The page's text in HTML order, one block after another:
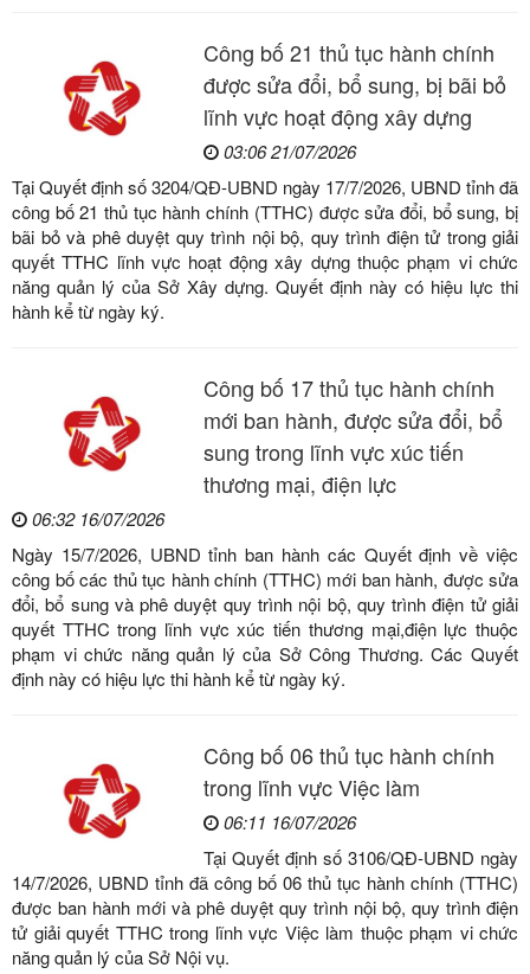
Công bố 21 thủ tục hành chính
được sửa đổi, bổ sung, bị bãi bỏ
lĩnh vực hoạt động xây dựng
03:06 21/07/2026
Tại Quyết định số 3204/QĐ-UBND ngày 17/7/2026, UBND tỉnh đã
công bố 21 thủ tục hành chính (TTHC) được sửa đổi, bổ sung, bị
bãi bỏ và phê duyệt quy trình nội bộ, quy trình điện tử trong giải
quyết TTHC lĩnh vực hoạt động xây dựng thuộc phạm vi chức
năng quản lý của Sở Xây dựng. Quyết định này có hiệu lực thi
hành kể từ ngày ký.
Công bố 17 thủ tục hành chính
mới ban hành, được sửa đổi, bổ
sung trong lĩnh vực xúc tiến
thương mại, điện lực
06:32 16/07/2026
Ngày 15/7/2026, UBND tỉnh ban hành các Quyết định về việc
công bố các thủ tục hành chính (TTHC) mới ban hành, được sửa
đổi, bổ sung và phê duyệt quy trình nội bộ, quy trình điện tử giải
quyết TTHC trong lĩnh vực xúc tiến thương mại,điện lực thuộc
phạm vi chức năng quản lý của Sở Công Thương. Các Quyết
định này có hiệu lực thi hành kể từ ngày ký.
Công bố 06 thủ tục hành chính
trong lĩnh vực Việc làm
06:11 16/07/2026
Tại Quyết định số 3106/QĐ-UBND ngày
14/7/2026, UBND tỉnh đã công bố 06 thủ tục hành chính (TTHC)
được ban hành mới và phê duyệt quy trình nội bộ, quy trình điện
tử giải quyết TTHC trong lĩnh vực Việc làm thuộc phạm vi chức
năng quản lý của Sở Nội vụ.